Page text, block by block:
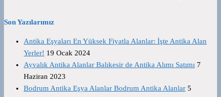
Son Yazılarımız
Antika Eşyaları En Yüksek Fiyatla Alanlar: İşte Antika Alan
Yerler! 19 Ocak 2024
Ayvalık Antika Alanlar Balıkesir de Antika Alımı Satımı 7
Haziran 2023
Bodrum Antika Eşya Alanlar Bodrum Antika Alanlar 5